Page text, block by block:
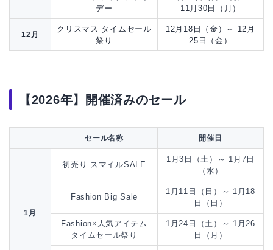
デー
11月30日（月）
12月
クリスマス タイムセール
祭り
12月18日（金）～ 12月
25日（金）
【2026年】開催済みのセール
セール名称 開催日
1月
初売り スマイルSALE
1月3日（土）～ 1月7日
（水）
Fashion Big Sale
1月11日（日）～ 1月18
日（日）
Fashion×人気アイテム
タイムセール祭り
1月24日（土）～ 1月26
日（月）